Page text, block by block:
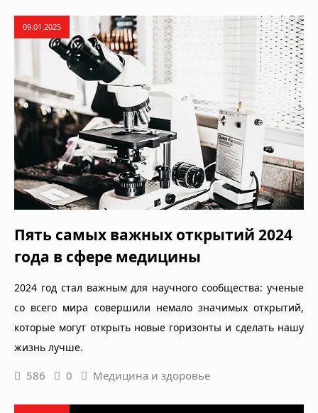
09.01.2025
Пять самых важных открытий 2024
года в сфере медицины
2024 год стал важным для научного сообщества: ученые
со всего мира совершили немало значимых открытий,
которые могут открыть новые горизонты и сделать нашу
жизнь лучше.
586 0 Медицина и здоровье